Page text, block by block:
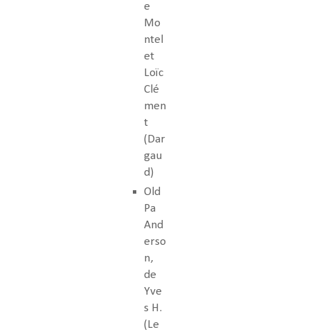
e
Mo
ntel
et
Loïc
Clé
men
t
(Dar
gau
d)
Old
Pa
And
erso
n,
de
Yve
s H.
(Le